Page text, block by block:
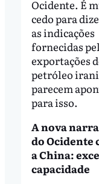
Ocidente. É
cedo para
as indicações
fornecidas
exportações
petróleo
parecem
para isso.
A nova
do Ocidente
a China:
capacidade